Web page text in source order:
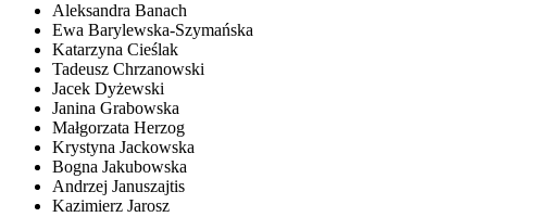
Aleksandra Banach
Ewa Barylewska-Szymańska
Katarzyna Cieślak
Tadeusz Chrzanowski
Jacek Dyżewski
Janina Grabowska
Małgorzata Herzog
Krystyna Jackowska
Bogna Jakubowska
Andrzej Januszajtis
Kazimierz Jarosz